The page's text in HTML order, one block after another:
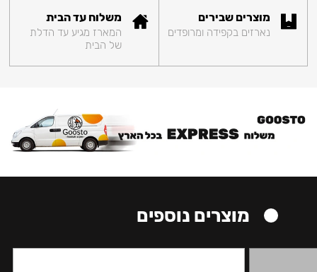
מוצרים שבירים
נארזים בקפידה ומרופדים
משלוח עד הבית
המארז מגיע עד הדלת
של הבית
מוצרים נוספים